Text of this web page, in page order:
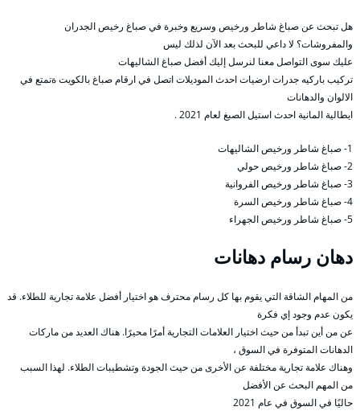
هل تبحث عن صباغ شاطر ورخيص وسريع وخبرة في صباغ رخيص الجدران
والمفروشات؟ لا داعي للبحث بعد الآن لذلك ليس
عليك سوى التواصل معنا لنرسل إليك أفضل صباغ الشاليهات
تركيب باركيه جدرات ارضيات احدث الموديلات اتصل في ارقام صباغ بالكويت ةتمتع في
الالوان والدهانات
ايطالية المانية احدث استيل الصبغ لعام 2021 .
1- صباغ شاطر ورخيص الشاليهات
2- صباغ شاطر ورخيص حولي
3- صباغ شاطر ورخيص الفروانية
4- صباغ شاطر ورخيص السرة
5- صباغ شاطر ورخيص الجهراء
دهان رسام دهانات
من المهام الشاقة التي يقوم بها كل رسام محترف هو اختيار أفضل علامة تجارية للطلاء. قد
يكون عدم وجود إي فكرة
عن من أين تبدأ من حيث اختيار العلامات التجارية أمرًا محيرًا. هناك العديد من ماركات
الدهانات المتوفرة في السوق ،
وهناك علامة تجارية مختلفة عن الأخرى من حيث الجودة وتشطيبات الطلاء. لهذا السبب
من المهم البحث عن الأفضل
حاليًا في السوق في عام 2021